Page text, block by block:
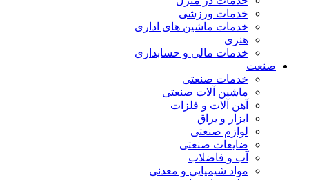
خدمات ورزشی
خدمات ماشین های اداری
هنری
خدمات مالی و حسابداری
صنعت
خدمات صنعتی
ماشین آلات صنعتی
آهن آلات و فلزات
ابزار و یراق
لوازم صنعتی
ضایعات صنعتی
آب و فاضلاب
مواد شیمیایی و معدنی